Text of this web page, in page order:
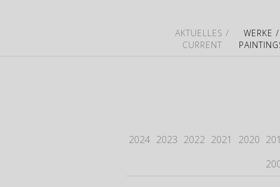
AKTUELLES /
CURRENT
WERKE /
2024 2023 2022 2021 2020